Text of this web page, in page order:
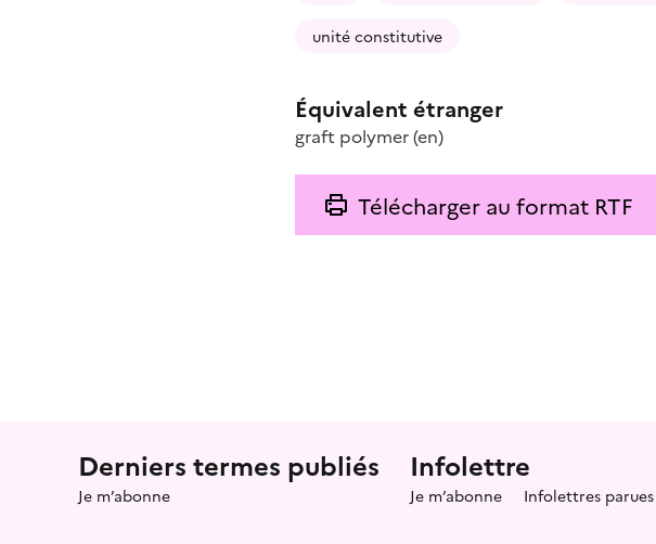
unité constitutive
Équivalent étranger
graft polymer(en)
Télécharger au format RTF
Menu prefooter
Derniers termes publiés
Je m’abonne
Infolettre
Je m’abonne Infolettres parues